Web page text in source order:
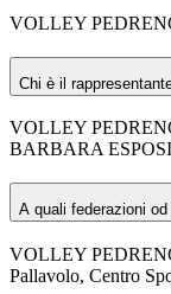
VOLLEY
Chi è il
VOLLEY
BARBARA
A quali federazioni
VOLLEY
Pallavolo, Centro